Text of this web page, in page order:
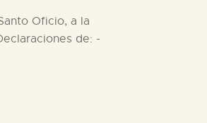
Oficio, a la
de: -